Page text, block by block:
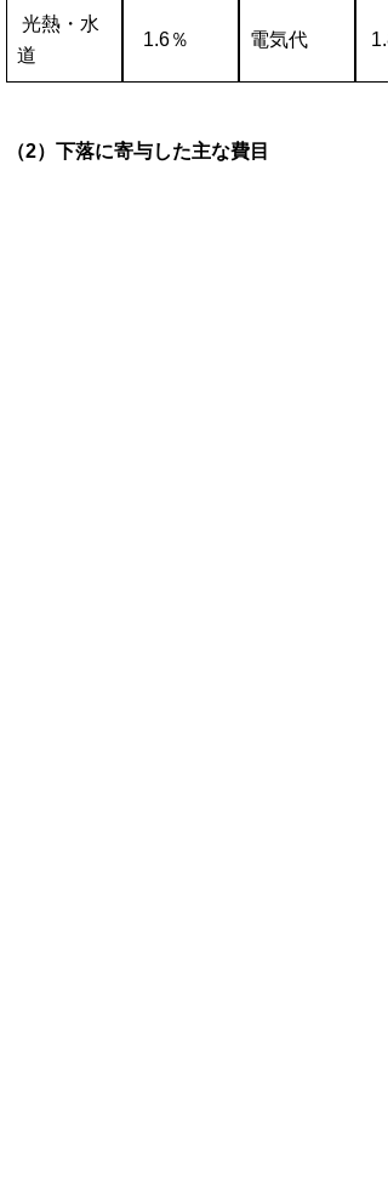
光熱・水
道
1.6％ 電気代
（2）下落に寄与した主な費目